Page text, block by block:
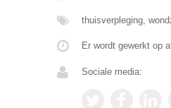
thuisverpleging,
Er wordt gewerkt op
Sociale media: